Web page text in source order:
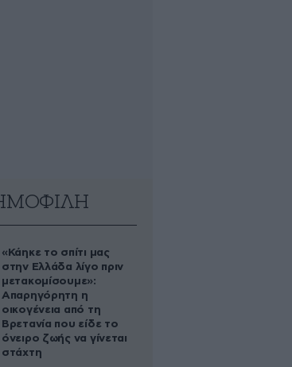
«Κάηκε το σπίτι μας
στην Ελλάδα λίγο πριν
μετακομίσουμε»:
Απαρηγόρητη η
οικογένεια από τη
Βρετανία που είδε το
όνειρο ζωής να γίνεται
στάχτη